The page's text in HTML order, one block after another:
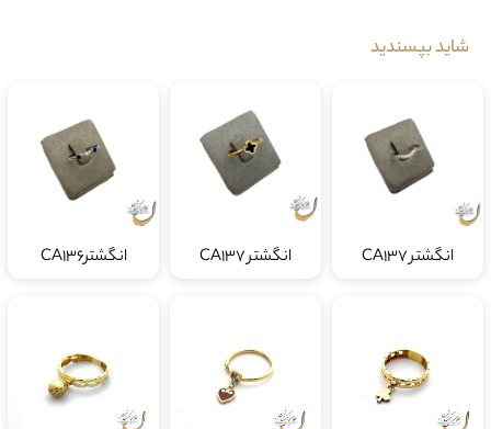
شاید بپسندید
انگشتر CA137 انگشتر CA137 انگشترCA136